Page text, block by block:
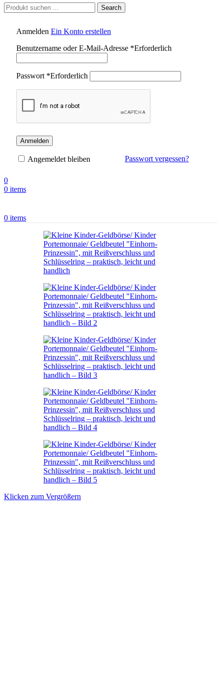
Search
Anmelden Ein Konto erstellen
Benutzername oder E-Mail-Adresse *Erforderlich
Passwort *Erforderlich
Anmelden
Passwort vergessen?
Angemeldet bleiben
0
0 items
0 items
Klicken zum Vergrößern